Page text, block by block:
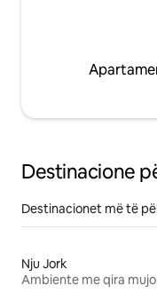
Destinacione
Destinacionet më të
Nju Jork
Ambiente me qira